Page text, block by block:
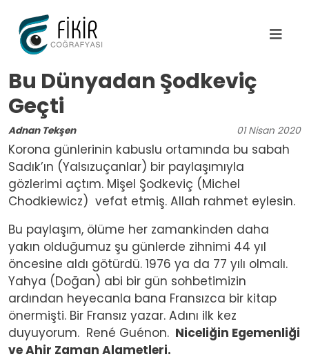
Bu Dünyadan Şodkeviç
Geçti
Adnan Tekşen 01 Nisan 2020
Korona günlerinin kabuslu ortamında bu sabah
Sadık’ın (Yalsızuçanlar) bir paylaşımıyla
gözlerimi açtım. Mişel Şodkeviç (Michel
Chodkiewicz) vefat etmiş. Allah rahmet eylesin.
Bu paylaşım, ölüme her zamankinden daha
yakın olduğumuz şu günlerde zihnimi 44 yıl
öncesine aldı götürdü. 1976 ya da 77 yılı olmalı.
Yahya (Doğan) abi bir gün sohbetimizin
ardından heyecanla bana Fransızca bir kitap
önermişti. Bir Fransız yazar. Adını ilk kez
duyuyorum. René Guénon. Niceliğin Egemenliği
ve Ahir Zaman Alametleri.